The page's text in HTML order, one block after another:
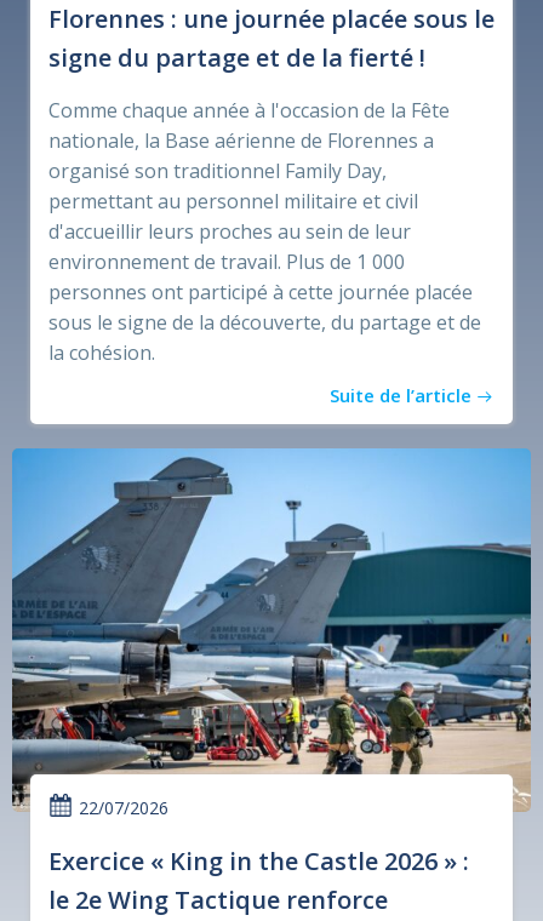
Florennes : une journée placée sous le
signe du partage et de la fierté !
Comme chaque année à l'occasion de la Fête
nationale, la Base aérienne de Florennes a
organisé son traditionnel Family Day,
permettant au personnel militaire et civil
d'accueillir leurs proches au sein de leur
environnement de travail. Plus de 1 000
personnes ont participé à cette journée placée
sous le signe de la découverte, du partage et de
la cohésion.
Suite de l’article
22/07/2026
Exercice « King in the Castle 2026 » :
le 2e Wing Tactique renforce